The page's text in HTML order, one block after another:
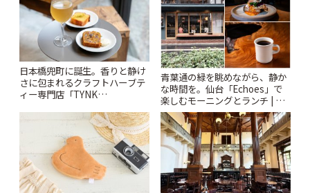
日本橋兜町に誕生。香りと静け
さに包まれるクラフトハーブテ
ィー専門店「TYNK
青葉通の緑を眺めながら、静か
な時間を。仙台「Echoes」で
楽しむモーニングとランチ | こ
とりっぷ